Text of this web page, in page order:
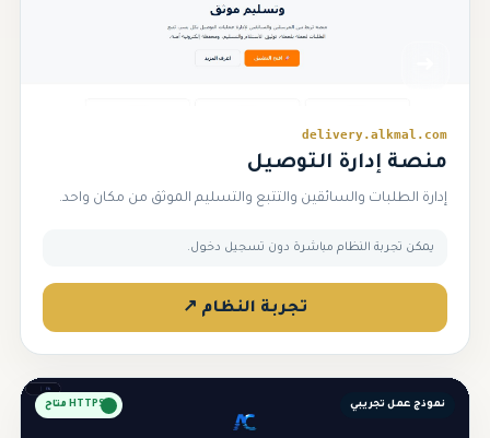
delivery.alkmal.com
منصة إدارة التوصيل
إدارة الطلبات والسائقين والتتبع والتسليم الموثق من مكان واحد.
يمكن تجربة النظام مباشرة دون تسجيل دخول.
تجربة النظام ↗
نموذج عمل تجريبي HTTPS متاح